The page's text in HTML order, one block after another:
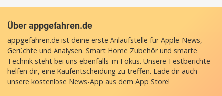
Über appgefahren.de
appgefahren.de ist deine erste Anlaufstelle für Apple-News,
Gerüchte und Analysen. Smart Home Zubehör und smarte
Technik steht bei uns ebenfalls im Fokus. Unsere Testberichte
helfen dir, eine Kaufentscheidung zu treffen. Lade dir auch
unsere kostenlose News-App aus dem App Store!